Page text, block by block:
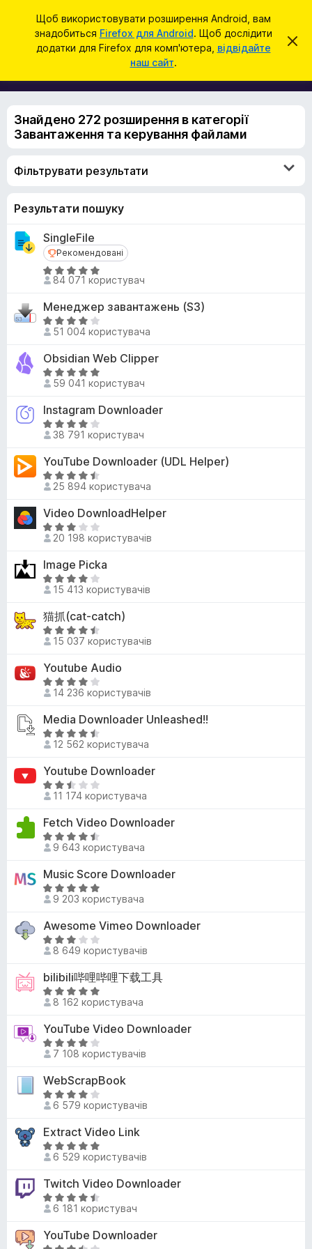
Щоб використовувати розширення Android, вам
знадобиться Firefox для Android. Щоб дослідити
додатки для Firefox для комп'ютера, відвідайте
наш сайт.
В
с
п
Д
о
а
к
и
i
f
к
Знайдено 272 розширення в категорії
Завантаження та керування файлами
Фільтрувати результати
Результати пошуку
SingleFile
Рекомендовані
Рекомендовані
О
ц
і
н
к
4
,
8
з
5
84 071 користувач
Менеджер завантажень (S3)
О
ц
н
к
4
,
1
5
51 004 користувача
Obsidian Web Clipper
О
ц
і
н
к
4
,
9
5
59 041 користувач
Instagram Downloader
О
ц
і
н
к
4
з
5
38 791 користувач
YouTube Downloader (UDL Helper)
О
ц
і
н
к
4
,
6
5
25 894 користувача
Video DownloadHelper
О
ц
і
н
к
3
з
5
20 198 користувачів
Image Picka
О
ц
і
н
к
4
,
2
5
15 413 користувачів
猫抓(cat-catch)
О
ц
і
н
к
4
,
6
5
15 037 користувачів
Youtube Audio
О
ц
і
н
к
3
,
8
5
14 236 користувачів
Media Downloader Unleashed!!
О
ц
і
н
к
4
,
3
5
12 562 користувача
Youtube Downloader
О
ц
і
н
к
2
,
3
5
11 174 користувача
Fetch Video Downloader
О
ц
і
н
к
4
,
3
5
9 643 користувача
Music Score Downloader
О
ц
н
к
5
з
5
9 203 користувача
Awesome Vimeo Downloader
О
ц
і
н
к
3
,
2
5
8 649 користувачів
bilibili哔哩哔哩下载工具
О
ц
і
н
к
5
з
5
8 162 користувача
YouTube Video Downloader
О
ц
і
н
к
3
,
9
5
7 108 користувачів
WebScrapBook
О
ц
і
н
к
4
з
5
6 579 користувачів
Extract Video Link
О
ц
і
н
к
4
6 529 користувачів
Twitch Video Downloader
О
ц
і
н
6 181 користувач
YouTube Downloader